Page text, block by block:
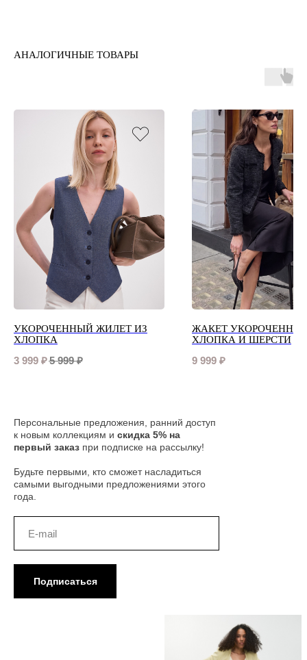
АНАЛОГИЧНЫЕ ТОВАРЫ
УКОРОЧЕННЫЙ ЖИЛЕТ ИЗ
ХЛОПКА
3 999 ₽5 999 ₽
ЖАКЕТ
ХЛОПКА И ШЕРСТИ
9 999 ₽
Подписаться
Персональные предложения, ранний доступ
к новым коллекциям и скидка 5% на
первый заказ при подписке на рассылку!
Будьте первыми, кто сможет насладиться
самыми выгодными предложениями этого
года.